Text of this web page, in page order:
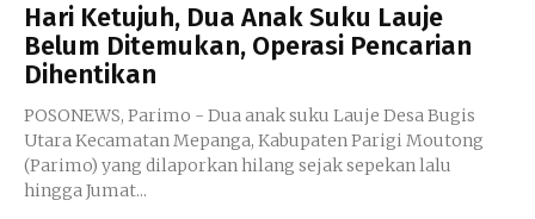
Hari Ketujuh, Dua Anak Suku Lauje
Belum Ditemukan, Operasi Pencarian
Dihentikan
POSONEWS, Parimo - Dua anak suku Lauje Desa Bugis
Utara Kecamatan Mepanga, Kabupaten Parigi Moutong
(Parimo) yang dilaporkan hilang sejak sepekan lalu
hingga Jumat...